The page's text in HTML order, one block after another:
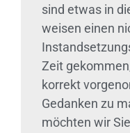
sind etwas in
weisen einen
Zeit
korrekt
Gedanken zu
möchten wir